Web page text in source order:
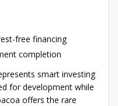
free financing
completion
smart investing
for development while
offers the rare